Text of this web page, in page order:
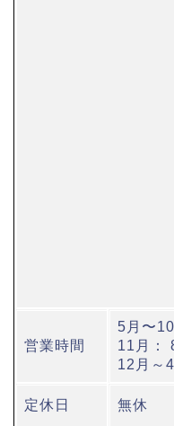
営業時間
5月〜
11月：
12月～
定休日 無休